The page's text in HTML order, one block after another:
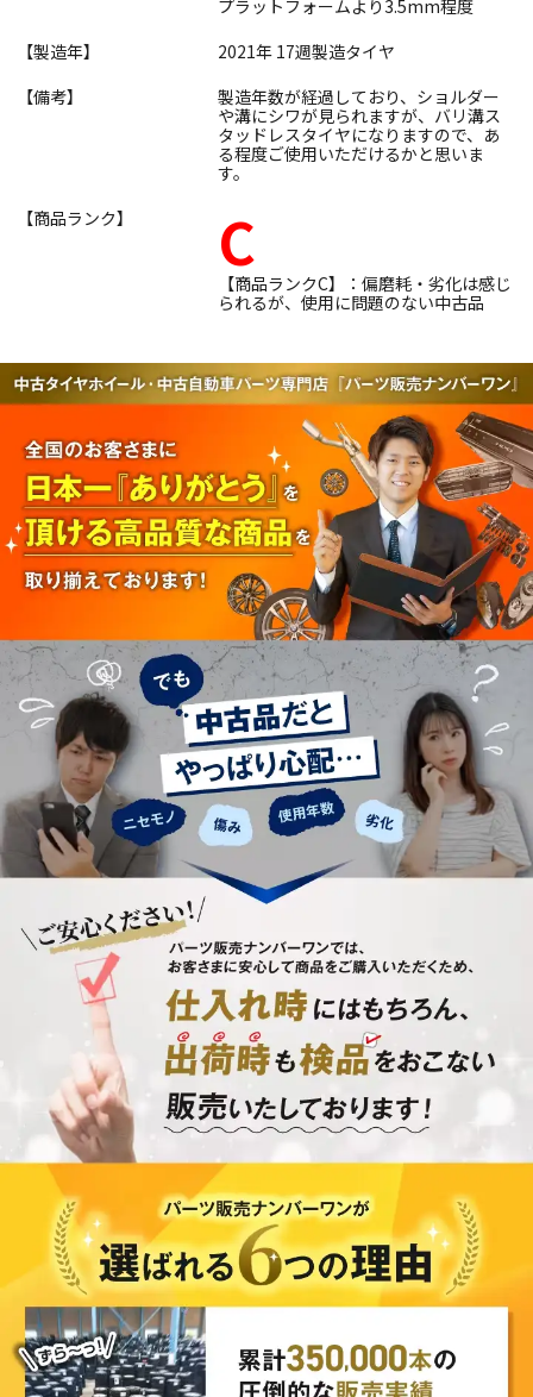
プラットフォームより3.5mm程度
【製造年】
2021年 17週製造タイヤ
【備考】
製造年数が経過しており、ショルダー
や溝にシワが見られますが、バリ溝ス
タッドレスタイヤになりますので、あ
る程度ご使用いただけるかと思いま
す。
【商品ランク】
C
【商品ランクC】：偏磨耗・劣化は感じ
られるが、使用に問題のない中古品